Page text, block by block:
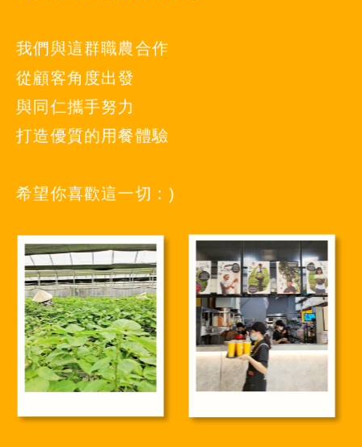
我們與這群職農合作
從顧客角度出發
與同仁攜手努力
打造優質的用餐體驗
希望你喜歡這一切 : )